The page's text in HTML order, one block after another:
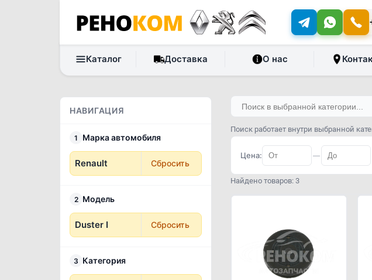
Каталог Доставка О нас
НАВИГАЦИЯ
1 Марка автомобиля
Renault Сбросить
2 Модель
Duster I Сбросить
3 Категория
Поиск работает внутри выбранной
Цена: —
Найдено товаров: 3